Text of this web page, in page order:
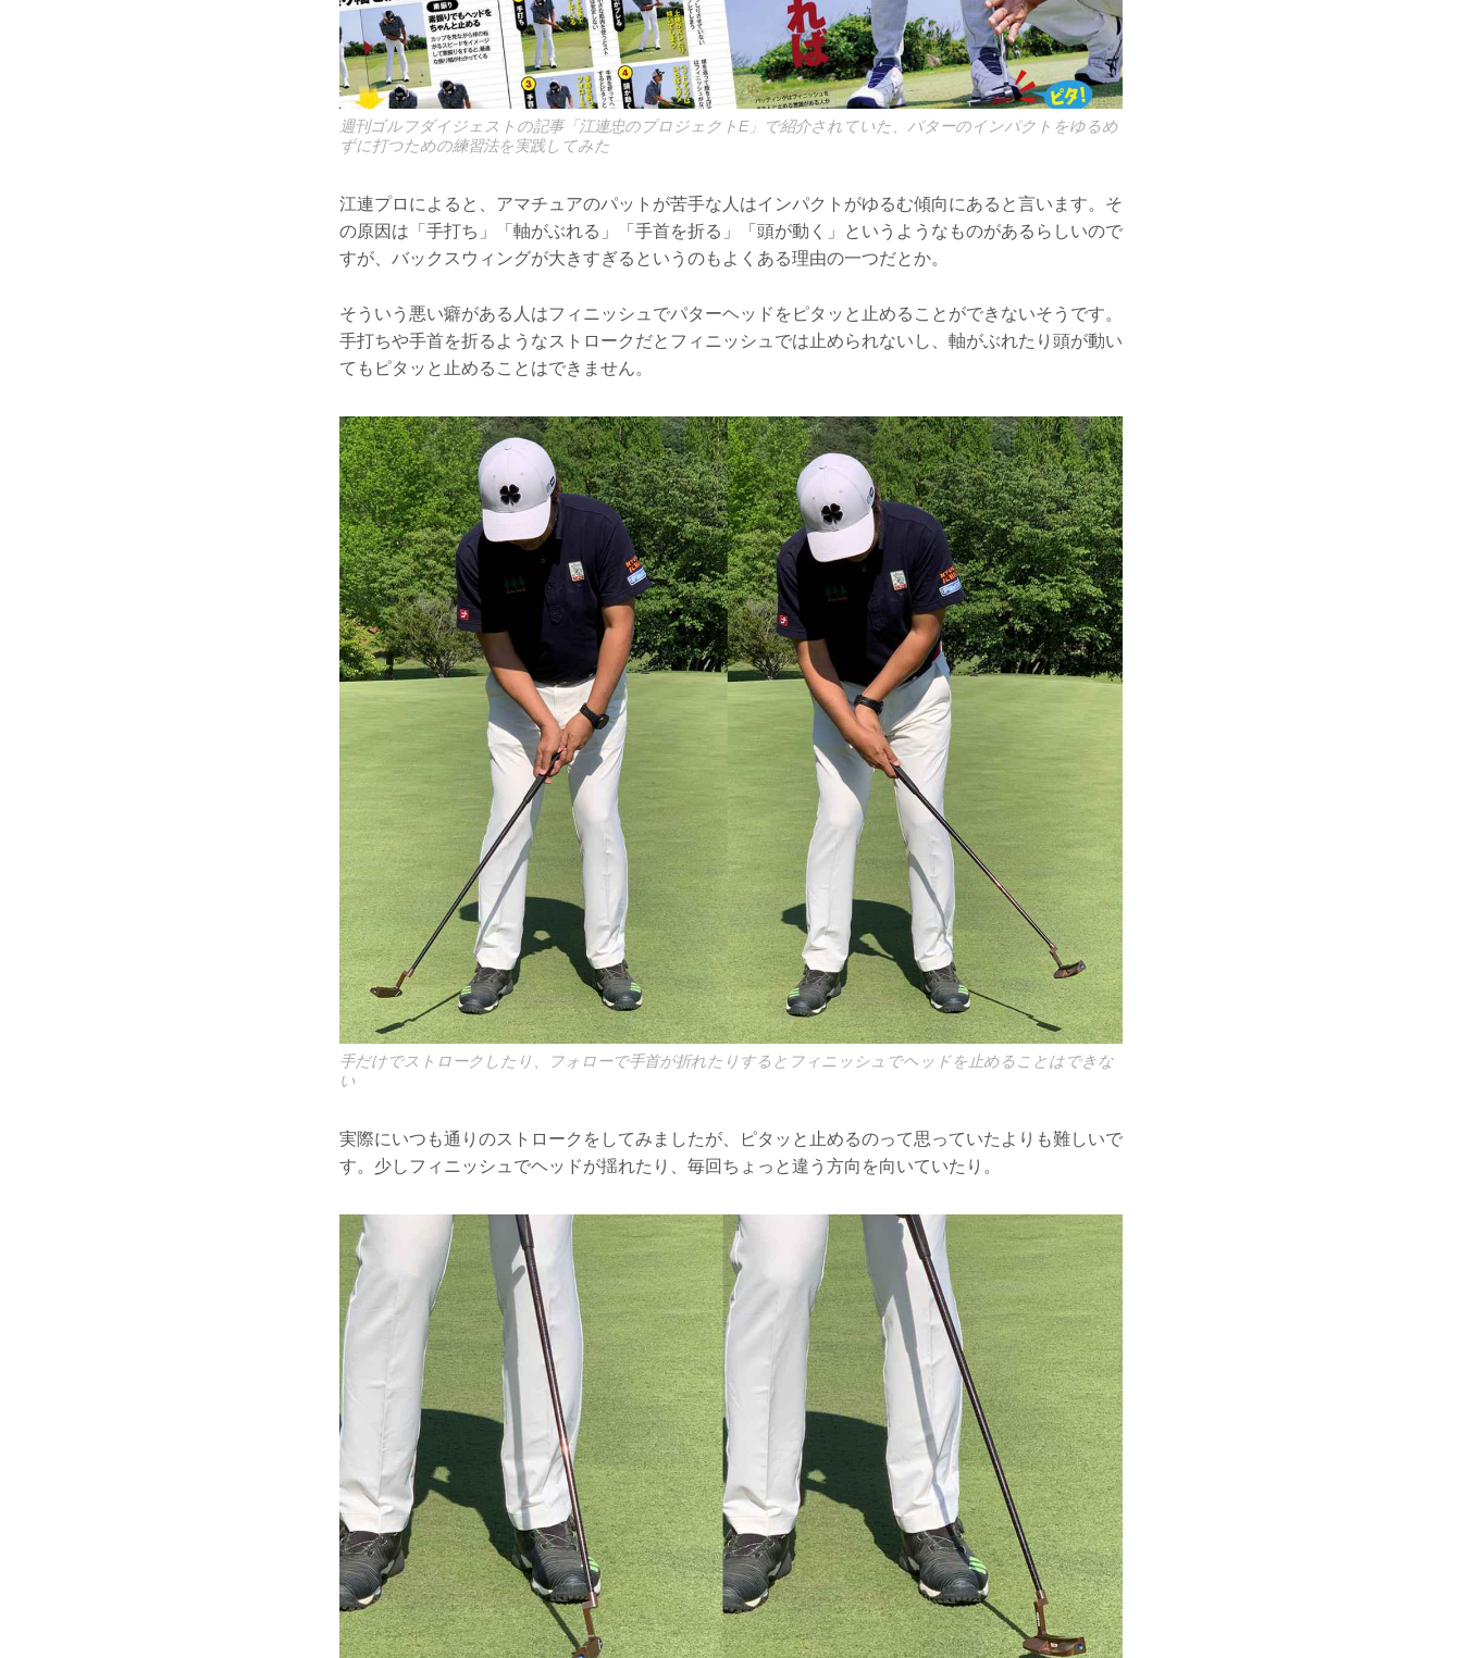
週刊ゴルフダイジェストの記事「江連忠のプロジェクトE」で紹介されていた、パターのインパクトをゆるめ
ずに打つための練習法を実践してみた
江連プロによると、アマチュアのパットが苦手な人はインパクトがゆるむ傾向にあると言います。そ
の原因は「手打ち」「軸がぶれる」「手首を折る」「頭が動く」というようなものがあるらしいので
すが、バックスウィングが大きすぎるというのもよくある理由の一つだとか。
そういう悪い癖がある人はフィニッシュでパターヘッドをピタッと止めることができないそうです。
手打ちや手首を折るようなストロークだとフィニッシュでは止められないし、軸がぶれたり頭が動い
てもピタッと止めることはできません。
手だけでストロークしたり、フォローで手首が折れたりするとフィニッシュでヘッドを止めることはできな
い
実際にいつも通りのストロークをしてみましたが、ピタッと止めるのって思っていたよりも難しいで
す。少しフィニッシュでヘッドが揺れたり、毎回ちょっと違う方向を向いていたり。